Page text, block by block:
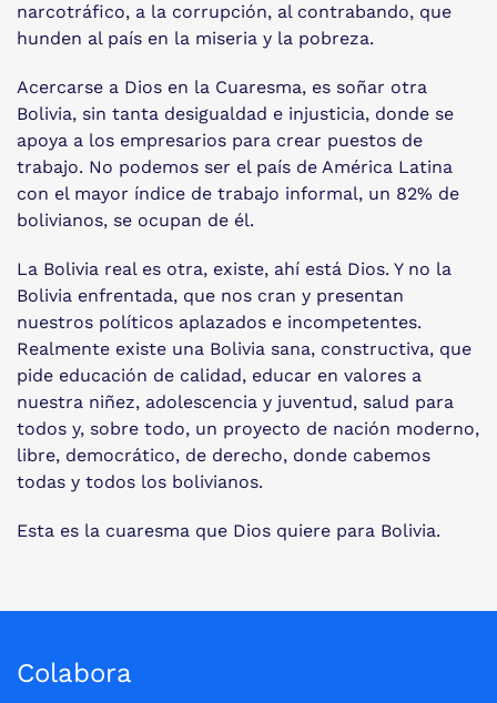
narcotráfico, a la corrupción, al contrabando, que
hunden al país en la miseria y la pobreza.
Acercarse a Dios en la Cuaresma, es soñar otra
Bolivia, sin tanta desigualdad e injusticia, donde se
apoya a los empresarios para crear puestos de
trabajo. No podemos ser el país de América Latina
con el mayor índice de trabajo informal, un 82% de
bolivianos, se ocupan de él.
La Bolivia real es otra, existe, ahí está Dios. Y no la
Bolivia enfrentada, que nos cran y presentan
nuestros políticos aplazados e incompetentes.
Realmente existe una Bolivia sana, constructiva, que
pide educación de calidad, educar en valores a
nuestra niñez, adolescencia y juventud, salud para
todos y, sobre todo, un proyecto de nación moderno,
libre, democrático, de derecho, donde cabemos
todas y todos los bolivianos.
Esta es la cuaresma que Dios quiere para Bolivia.
Colabora